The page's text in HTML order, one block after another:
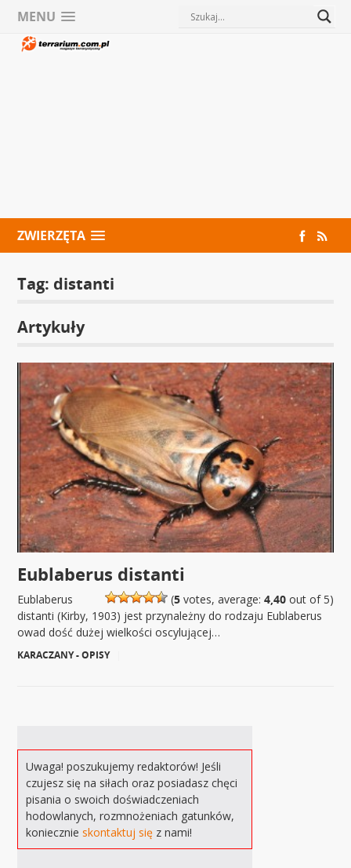
MENU
ZWIERZĘTA
Tag: distanti
Artykuły
Eublaberus distanti
(5votes, average: 4,40out of 5)
Eublaberus
distanti (Kirby, 1903) jest przynależny do rodzaju Eublaberus
owad dość dużej wielkości oscylującej…
KARACZANY - OPISY
Uwaga! poszukujemy redaktorów! Jeśli
czujesz się na siłach oraz posiadasz chęci
pisania o swoich doświadczeniach
hodowlanych, rozmnożeniach gatunków,
koniecznieskontaktuj się z nami!